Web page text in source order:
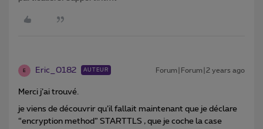
E Eric_0182 AUTEUR Forum|Forum|2 years ago
Merci j’ai trouvé.
je viens de découvrir qu’il fallait maintenant que je déclare
“encryption method” STARTTLS , que je coche la case